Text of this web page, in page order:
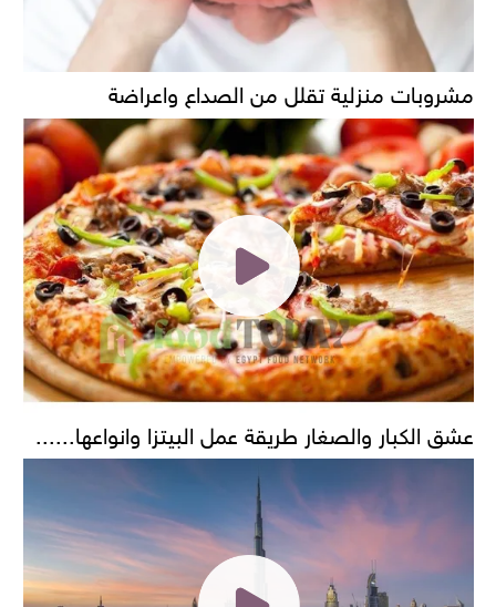
مشروبات منزلية تقلل من الصداع واعراضة
عشق الكبار والصغار طريقة عمل البيتزا وانواعها......